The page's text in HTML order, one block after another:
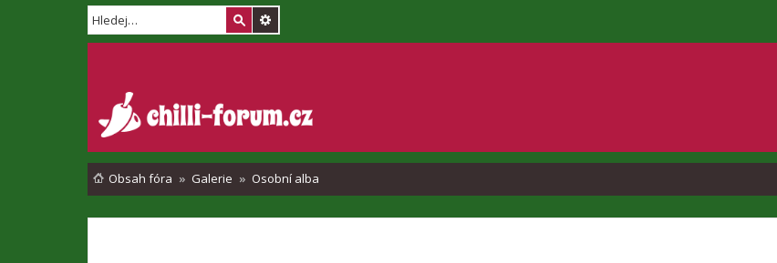
Obsah fóra Galerie Osobní alba